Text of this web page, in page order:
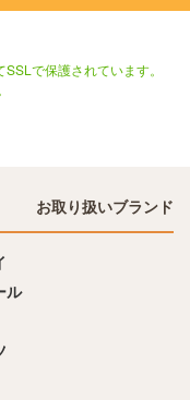
で保護されています。
お取り扱いブランド
ル